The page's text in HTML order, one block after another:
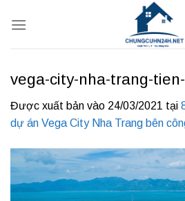
qua
vega-city-nha-trang-
Được xuất bản vào 24/03/2021 tại
dự án Vega City Nha Trang bên